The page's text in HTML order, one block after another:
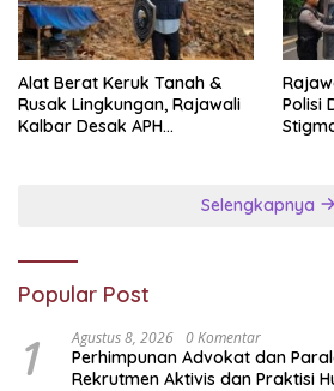
Alat Berat Keruk Tanah &
Rusak Lingkungan, Rajawali
Kalbar Desak APH
Polisi
Selengkapnya
Popular Post
1 Agustus 8, 2026 0 Komentar
Perhimpunan Advokat dan Paralegal FAAM Buka
Rekrutmen Aktivis dan Praktisi